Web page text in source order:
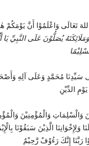
اللهَ تَعَالَى وَاعْلَمُوْا أَنَّ
يُصَلُّوْنَ عَلَى النَّبِيِّ يَا
مُحَمَّدٍ وَعَلَى آلِهِ
وَالْسْلِمَاتِ وَالْمُؤْمِنِيْنَ
وَلِإِخْوَانِنَا الَّذِيْنَ سَبَقُوْنَا